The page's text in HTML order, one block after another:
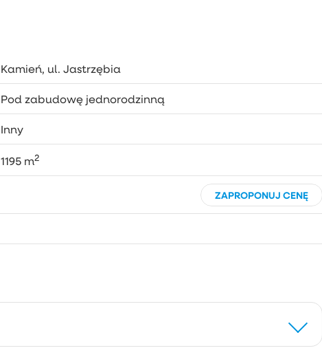
Kamień, ul. Jastrzębia
Pod zabudowę jednorodzinną
Inny
1195 m2
ZAPROPONUJ CENĘ